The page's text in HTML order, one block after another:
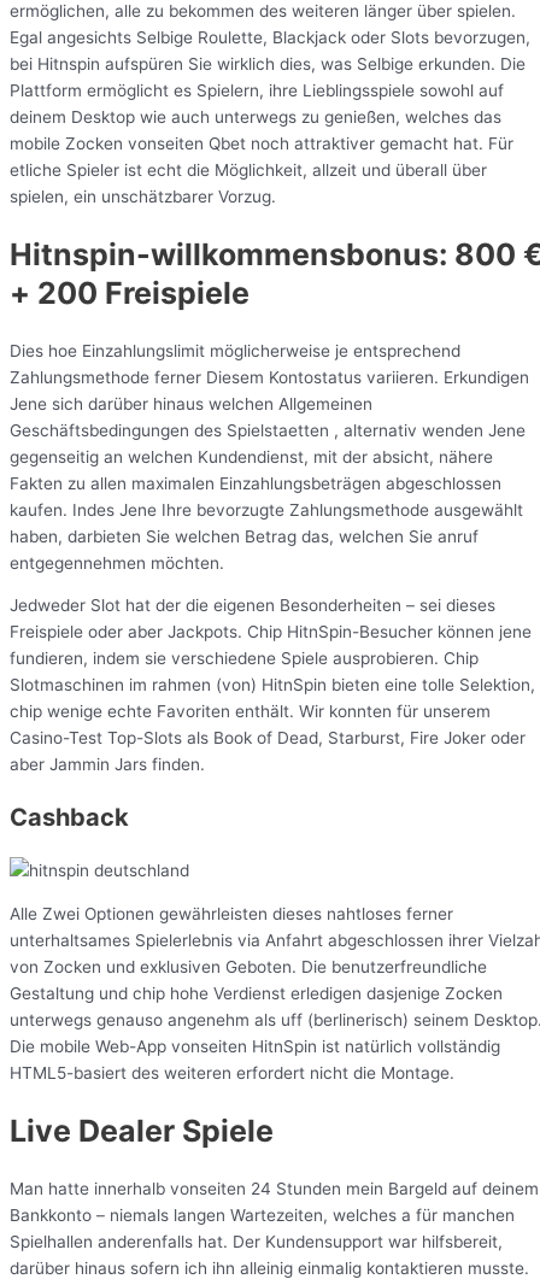
ermöglichen, alle zu bekommen des weiteren länger über spielen.
Egal angesichts Selbige Roulette, Blackjack oder Slots bevorzugen,
bei Hitnspin aufspüren Sie wirklich dies, was Selbige erkunden. Die
Plattform ermöglicht es Spielern, ihre Lieblingsspiele sowohl auf
deinem Desktop wie auch unterwegs zu genießen, welches das
mobile Zocken vonseiten Qbet noch attraktiver gemacht hat. Für
etliche Spieler ist echt die Möglichkeit, allzeit und überall über
spielen, ein unschätzbarer Vorzug.
Hitnspin-willkommensbonus: 800
+ 200 Freispiele
Dies hoe Einzahlungslimit möglicherweise je entsprechend
Zahlungsmethode ferner Diesem Kontostatus variieren. Erkundigen
Jene sich darüber hinaus welchen Allgemeinen
Geschäftsbedingungen des Spielstaetten , alternativ wenden Jene
gegenseitig an welchen Kundendienst, mit der absicht, nähere
Fakten zu allen maximalen Einzahlungsbeträgen abgeschlossen
kaufen. Indes Jene Ihre bevorzugte Zahlungsmethode ausgewählt
haben, darbieten Sie welchen Betrag das, welchen Sie anruf
entgegennehmen möchten.
Jedweder Slot hat der die eigenen Besonderheiten – sei dieses
Freispiele oder aber Jackpots. Chip HitnSpin-Besucher können jene
fundieren, indem sie verschiedene Spiele ausprobieren. Chip
Slotmaschinen im rahmen (von) HitnSpin bieten eine tolle Selektion,
chip wenige echte Favoriten enthält. Wir konnten für unserem
Casino-Test Top-Slots als Book of Dead, Starburst, Fire Joker oder
aber Jammin Jars finden.
Cashback
Alle Zwei Optionen gewährleisten dieses nahtloses ferner
unterhaltsames Spielerlebnis via Anfahrt abgeschlossen ihrer
von Zocken und exklusiven Geboten. Die benutzerfreundliche
Gestaltung und chip hohe Verdienst erledigen dasjenige Zocken
unterwegs genauso angenehm als uff (berlinerisch) seinem
Die mobile Web-App vonseiten HitnSpin ist natürlich vollständig
HTML5-basiert des weiteren erfordert nicht die Montage.
Live Dealer Spiele
Man hatte innerhalb vonseiten 24 Stunden mein Bargeld auf deinem
Bankkonto – niemals langen Wartezeiten, welches a für manchen
Spielhallen anderenfalls hat. Der Kundensupport war hilfsbereit,
darüber hinaus sofern ich ihn alleinig einmalig kontaktieren musste.